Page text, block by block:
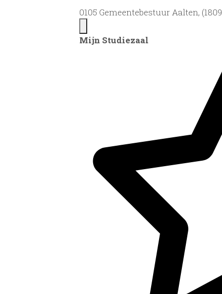
0105 Gemeentebestuur Aalten,
Mijn Studiezaal